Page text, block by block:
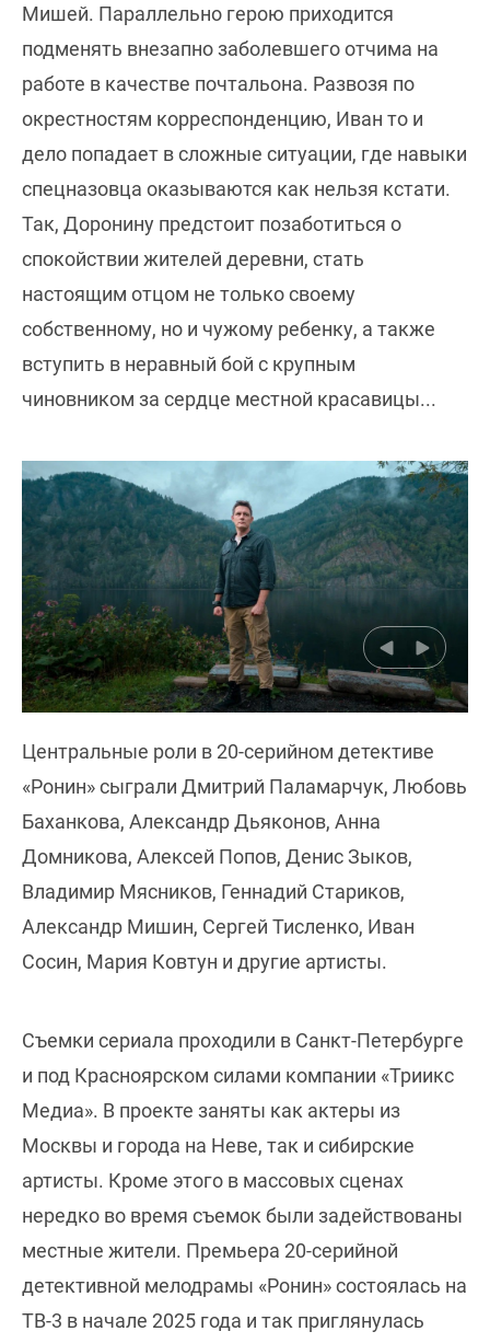
Мишей. Параллельно герою приходится
подменять внезапно заболевшего отчима на
работе в качестве почтальона. Развозя по
окрестностям корреспонденцию, Иван то и
дело попадает в сложные ситуации, где навыки
спецназовца оказываются как нельзя кстати.
Так, Доронину предстоит позаботиться о
спокойствии жителей деревни, стать
настоящим отцом не только своему
собственному, но и чужому ребенку, а также
вступить в неравный бой с крупным
чиновником за сердце местной красавицы...
Центральные роли в 20-серийном детективе
«Ронин» сыграли Дмитрий Паламарчук, Любовь
Баханкова, Александр Дьяконов, Анна
Домникова, Алексей Попов, Денис Зыков,
Владимир Мясников, Геннадий Стариков,
Александр Мишин, Сергей Тисленко, Иван
Сосин, Мария Ковтун и другие артисты.
Съемки сериала проходили в Санкт-Петербурге
и под Красноярском силами компании «Триикс
Медиа». В проекте заняты как актеры из
Москвы и города на Неве, так и сибирские
артисты. Кроме этого в массовых сценах
нередко во время съемок были задействованы
местные жители. Премьера 20-серийной
детективной мелодрамы «Ронин» состоялась на
ТВ-3 в начале 2025 года и так приглянулась